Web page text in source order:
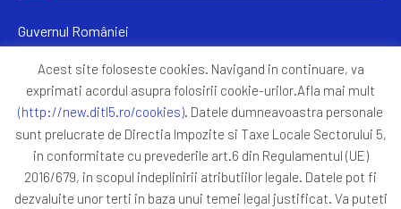
Guvernul României
Primăria Sectorul 5
ANAF
Protocoale
GDPR
Acest site foloseste cookies. Navigand in continuare, va
exprimati acordul asupra folosirii cookie-urilor.Afla mai mult
(http://new.ditl5.ro/cookies). Datele dumneavoastra personale
sunt prelucrate de Directia Impozite si Taxe Locale Sectorului 5,
in conformitate cu prevederile art.6 din Regulamentul (UE)
2016/679, in scopul indeplinirii atributiilor legale. Datele pot fi
dezvaluite unor terti in baza unui temei legal justificat. Va puteti